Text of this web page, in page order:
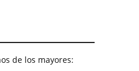
de los mayores: